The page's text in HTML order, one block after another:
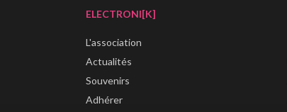
ELECTRONI[K]
L'association
Actualités
Souvenirs
Adhérer